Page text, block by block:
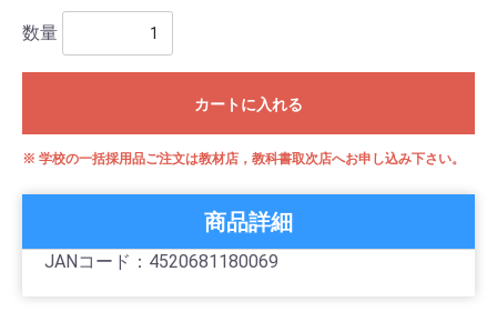
数量
カートに入れる
※ 学校の一括採用品ご注文は教材店，教科書取次店へお申し込み下さい。
商品詳細
JANコード：4520681180069